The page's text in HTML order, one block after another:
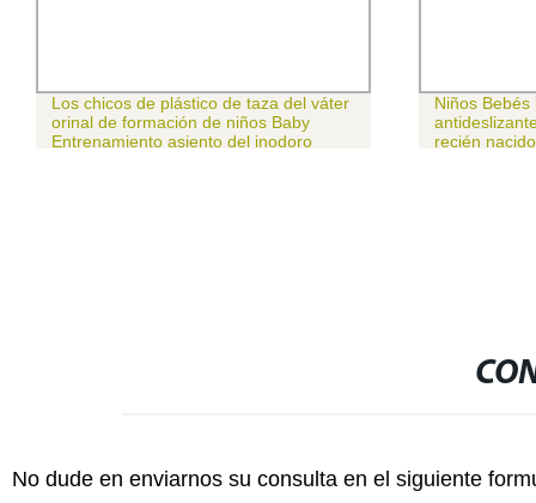
Los chicos de plástico de taza del váter
orinal de formación de niños Baby
Entrenamiento asiento del inodoro
Niños
recién nacido
No dude en enviarnos su consulta en el siguiente